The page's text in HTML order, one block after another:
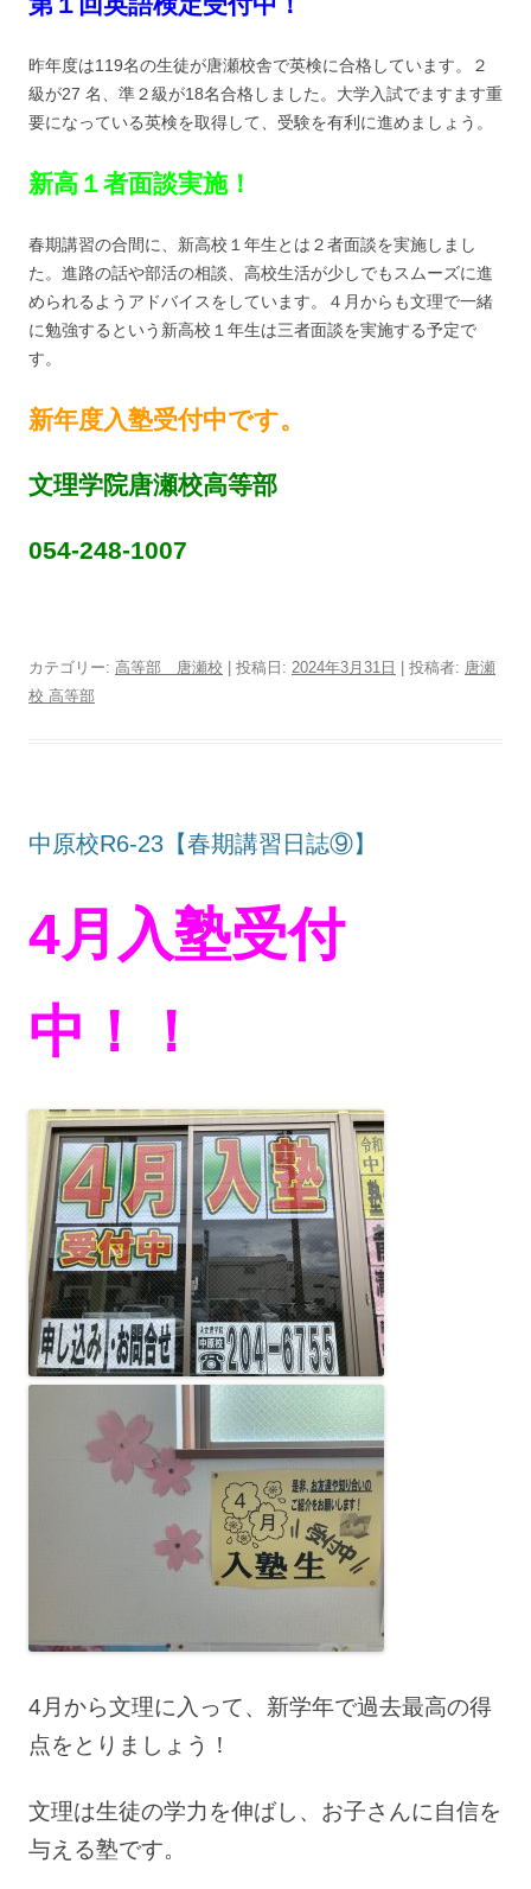
昨年度は119名の生徒が唐瀬校舎で英検に合格しています。２
級が27 名、準２級が18名合格しました。大学入試でますます重
要になっている英検を取得して、受験を有利に進めましょう。
新高１者面談実施！
春期講習の合間に、新高校１年生とは２者面談を実施しまし
た。進路の話や部活の相談、高校生活が少しでもスムーズに進
められるようアドバイスをしています。４月からも文理で一緒
に勉強するという新高校１年生は三者面談を実施する予定で
す。
新年度入塾受付中です。
文理学院唐瀬校高等部
054-248-1007
カテゴリー: 高等部 唐瀬校 | 投稿日: 2024年3月31日 投稿者: 唐瀬
校 高等部
中原校R6-23【春期講習日誌⑨】
4月入塾受付
中！！
4月から文理に入って、新学年で過去最高の得
点をとりましょう！
文理は生徒の学力を伸ばし、お子さんに自信を
与える塾です。